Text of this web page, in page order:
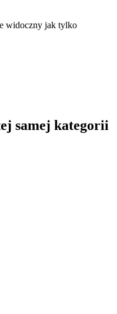
widoczny jak tylko
samej kategorii